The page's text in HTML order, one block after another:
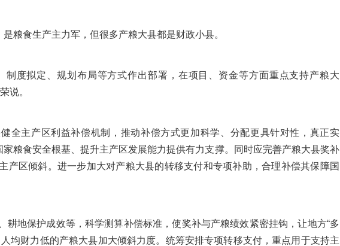
粮食生产主力军，但很多产粮大县都是财政小县。
制度拟定、规划布局等方式作出部署，在项目、资金等方面重点支持产粮大
说。
全主产区利益补偿机制，推动补偿方式更加科学、分配更具针对性，真正实
家粮食安全根基、提升主产区发展能力提供有力支撑。同时应完善产粮大县奖补
产区倾斜。进一步加大对产粮大县的转移支付和专项补助，合理补偿其保障国
耕地保护成效等，科学测算补偿标准，使奖补与产粮绩效紧密挂钩，让地方“多
均财力低的产粮大县加大倾斜力度。统筹安排专项转移支付，重点用于支持主